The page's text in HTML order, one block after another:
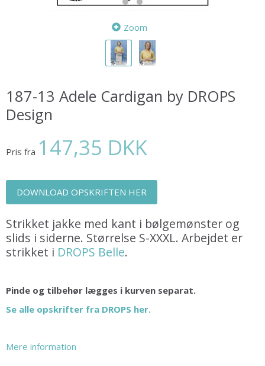
Zoom
187-13 Adele Cardigan by DROPS
Design
Pris fra 147,35 DKK
DOWNLOAD OPSKRIFTEN HER
Strikket jakke med kant i bølgemønster og
slids i siderne. Størrelse S-XXXL. Arbejdet er
strikket i DROPS Belle.
Pinde og tilbehør lægges i kurven separat.
Se alle opskrifter fra DROPS her.
Mere information